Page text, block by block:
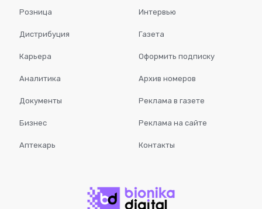
Розница
Дистрибуция
Карьера
Аналитика
Документы
Бизнес
Аптекарь
Интервью
Газета
Оформить подписку
Архив номеров
Реклама в газете
Реклама на сайте
Контакты